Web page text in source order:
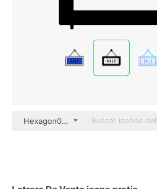
Hexagon075 black fill